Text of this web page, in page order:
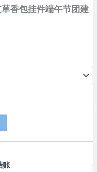
香包挂件端午节团建
账